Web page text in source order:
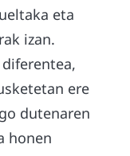
eta
izan.
ere
dutenaren
honen